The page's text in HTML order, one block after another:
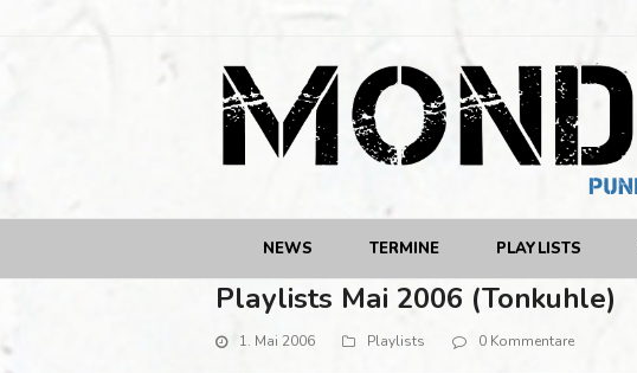
NEWS TERMINE PLAYLISTS
Playlists Mai 2006 (Tonkuhle)
1. Mai 2006 Playlists 0 Kommentare